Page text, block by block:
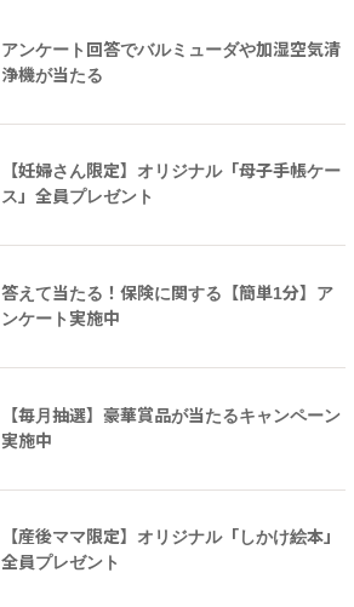
アンケート回答でバルミューダや加湿空気清
浄機が当たる
【妊婦さん限定】オリジナル「母子手帳ケー
ス」全員プレゼント
答えて当たる！保険に関する【簡単1分】ア
ンケート実施中
【毎月抽選】豪華賞品が当たるキャンペーン
実施中
【産後ママ限定】オリジナル「しかけ絵本」
全員プレゼント